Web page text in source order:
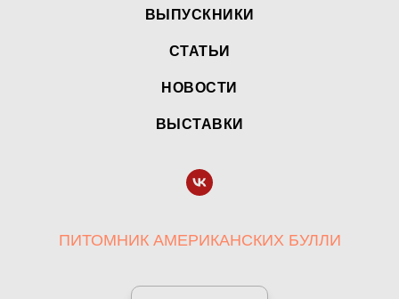
ВЫПУСКНИКИ
СТАТЬИ
НОВОСТИ
ВЫСТАВКИ
ПИТОМНИК АМЕРИКАНСКИХ БУЛЛИ